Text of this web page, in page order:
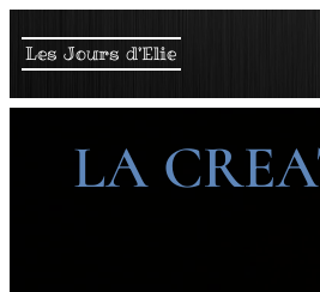
Les Jours d'Elie
LA